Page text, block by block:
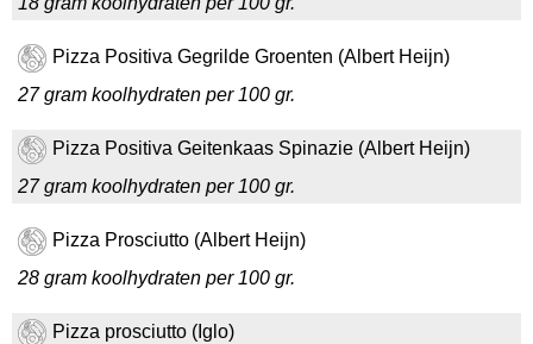
Pizza Positiva Gegrilde Groenten (Albert Heijn)
27 gram koolhydraten per 100 gr.
Pizza Positiva Geitenkaas Spinazie (Albert Heijn)
27 gram koolhydraten per 100 gr.
Pizza Prosciutto (Albert Heijn)
28 gram koolhydraten per 100 gr.
Pizza prosciutto (Iglo)